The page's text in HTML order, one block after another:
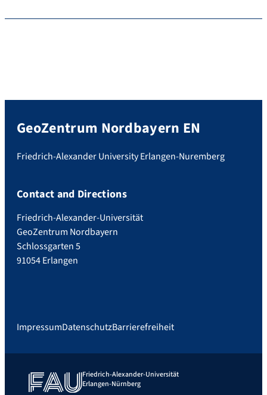
GeoZentrum Nordbayern EN
Friedrich-Alexander University Erlangen-Nuremberg
Contact and Directions
Friedrich-Alexander-Universität
GeoZentrum Nordbayern
Schlossgarten 5
91054 Erlangen
ImpressumDatenschutzBarrierefreiheit
Friedrich-Alexander-Universität
Erlangen-Nürnberg